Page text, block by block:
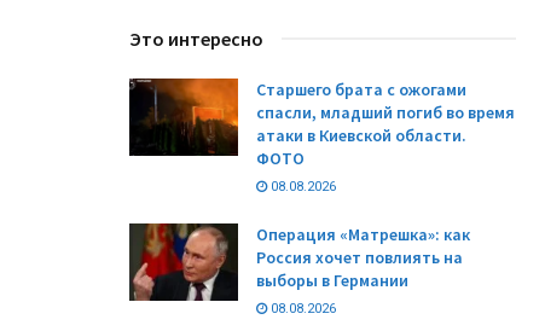
Это интересно
Старшего брата с ожогами
спасли, младший погиб во время
атаки в Киевской области.
ФОТО
08.08.2026
Операция «Матрешка»: как
Россия хочет повлиять на
выборы в Германии
08.08.2026